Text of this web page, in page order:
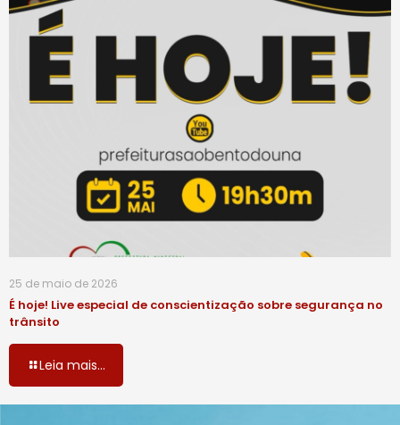
25 de maio de 2026
É hoje! Live especial de conscientização sobre segurança no
trânsito
Leia mais...